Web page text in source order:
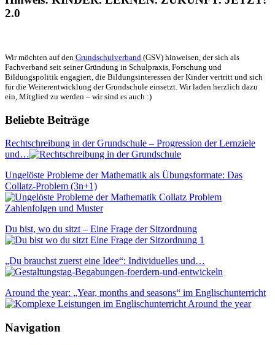
2.0
Wir möchten auf den Grundschulverband (GSV) hinweisen, der sich als
Fachverband seit seiner Gründung in Schulpraxis, Forschung und
Bildungspolitik engagiert, die Bildungsinteressen der Kinder vertritt und sich
für die Weiterentwicklung der Grundschule einsetzt. Wir laden herzlich dazu
ein, Mitglied zu werden – wir sind es auch :)
Beliebte Beiträge
Rechtschreibung in der Grundschule – Progression der Lernziele
und…
Ungelöste Probleme der Mathematik als Übungsformate: Das
Collatz-Problem (3n+1)
Du bist, wo du sitzt – Eine Frage der Sitzordnung
„Du brauchst zuerst eine Idee“: Individuelles und…
Around the year: „Year, months and seasons“ im Englischunterricht
Navigation